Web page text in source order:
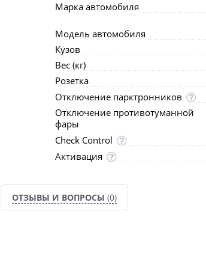
Марка автомобиля
Модель автомобиля
Кузов
Вес (кг)
Розетка
Отключение парктронников
Отключение противотуманной
фары
Check Control
Активация
ОТЗЫВЫ И ВОПРОСЫ (0)